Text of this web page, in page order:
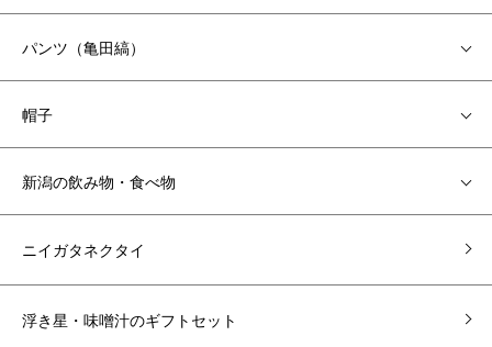
パンツ（亀田縞）
帽子
新潟の飲み物・食べ物
ニイガタネクタイ
浮き星・味噌汁のギフトセット